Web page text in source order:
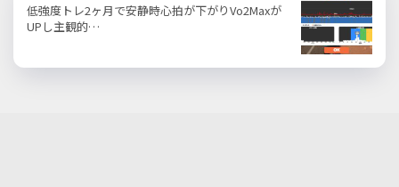
低強度トレ2ヶ月で安静時心拍が下がりVo2Maxが
UPし主観的…